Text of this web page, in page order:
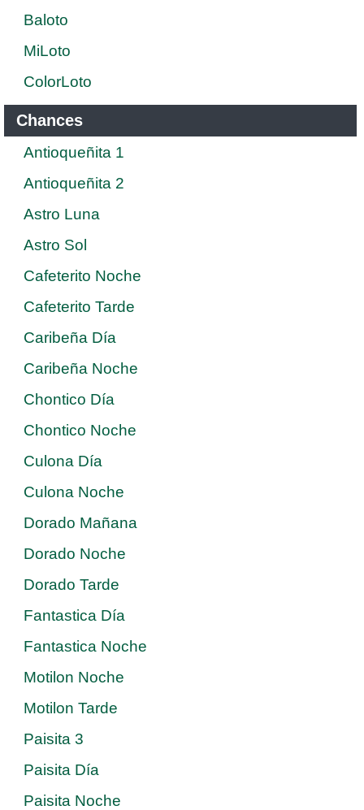
Baloto
MiLoto
ColorLoto
Chances
Antioqueñita 1
Antioqueñita 2
Astro Luna
Astro Sol
Cafeterito Noche
Cafeterito Tarde
Caribeña Día
Caribeña Noche
Chontico Día
Chontico Noche
Culona Día
Culona Noche
Dorado Mañana
Dorado Noche
Dorado Tarde
Fantastica Día
Fantastica Noche
Motilon Noche
Motilon Tarde
Paisita 3
Paisita Día
Paisita Noche